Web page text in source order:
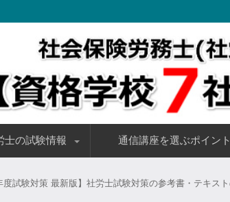
信講座【資格学校７
講できる割引キャンペーンの情報も随時アッ
士の試験情報 通信講座を選ぶポイント
度試験対策 最新版】社労士試験対策の参考書・テキス